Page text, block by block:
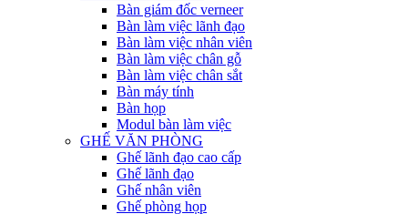
Bàn giám đốc verneer
Bàn làm việc lãnh đạo
Bàn làm việc nhân viên
Bàn làm việc chân gỗ
Bàn làm việc chân sắt
Bàn máy tính
Bàn họp
Modul bàn làm việc
GHẾ VĂN PHÒNG
Ghế lãnh đạo cao cấp
Ghế lãnh đạo
Ghế nhân viên
Ghế phòng họp